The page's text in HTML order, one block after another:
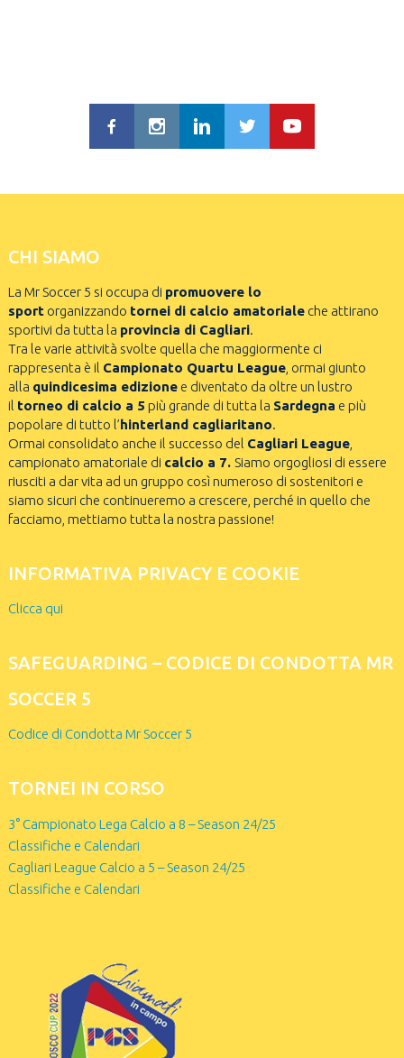
CHI SIAMO
La Mr Soccer 5 si occupa di promuovere lo
sportorganizzando tornei di calcio amatorialeche attirano
sportivi da tutta la provincia di Cagliari.
Tra le varie attività svolte quella che maggiormente ci
rappresenta è il Campionato Quartu League, ormai giunto
alla quindicesima edizionee diventato da oltre un lustro
il torneo di calcio a 5 più grande di tutta la Sardegna e più
popolare di tutto l’hinterland cagliaritano.
Ormai consolidato anche il successo del Cagliari League,
campionato amatoriale di calcio a 7. Siamo orgogliosi di essere
riusciti a dar vita ad un gruppo così numeroso di sostenitori e
siamo sicuri che continueremo a crescere, perché in quello che
facciamo, mettiamo tutta la nostra passione!
INFORMATIVA PRIVACY E COOKIE
Clicca qui
SAFEGUARDING – CODICE DI CONDOTTA MR
SOCCER 5
Codice di Condotta Mr Soccer 5
TORNEI IN CORSO
3° Campionato Lega Calcio a 8 – Season 24/25
Classifiche e Calendari
Cagliari League Calcio a 5 – Season 24/25
Classifiche e Calendari